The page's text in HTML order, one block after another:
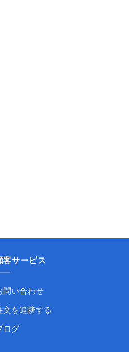
客サービス
問い合わせ
文を追跡する
ログ